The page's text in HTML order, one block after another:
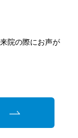
院の際にお声が